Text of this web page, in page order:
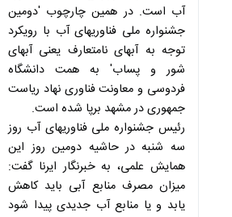
آب است. در همین چارچوب 'دومین
جشنواره ملی فناوریهای آب با رویكرد
توجه به آبهای نامتعارف یعنی آبهای
شور و پساب' به همت دانشگاه
فردوسی و معاونت فناوری نهاد ریاست
جمهوری در مشهد برپا شده است.
رئیس جشنواره ملی فناوریهای آب روز
سه شنبه در حاشیه دومین روز این
همایش علمی، به خبرنگار ایرنا گفت:
میزان مصرف منابع آبی باید كاهش
یابد و یا منابع آب جدیدی پیدا شود